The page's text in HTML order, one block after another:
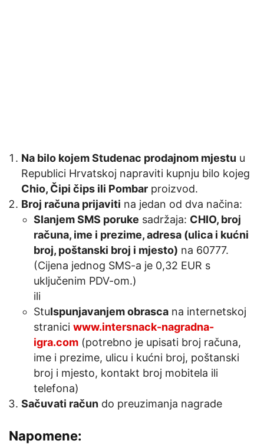
Na bilo kojem Studenac prodajnom mjestu u
Republici Hrvatskoj napraviti kupnju bilo kojeg
Chio, Čipi čips ili Pombar proizvod.
Broj računa prijaviti na jedan od dva načina:
Slanjem SMS poruke sadržaja: CHIO, broj
računa, ime i prezime, adresa (ulica i kućni
broj, poštanski broj i mjesto) na 60777.
(Cijena jednog SMS-a je 0,32 EUR s
uključenim PDV-om.)
ili
StuIspunjavanjem obrasca na internetskoj
stranici www.intersnack-nagradna-
igra.com (potrebno je upisati broj računa,
ime i prezime, ulicu i kućni broj, poštanski
broj i mjesto, kontakt broj mobitela ili
telefona)
Sačuvati račun do preuzimanja nagrade
Napomene: